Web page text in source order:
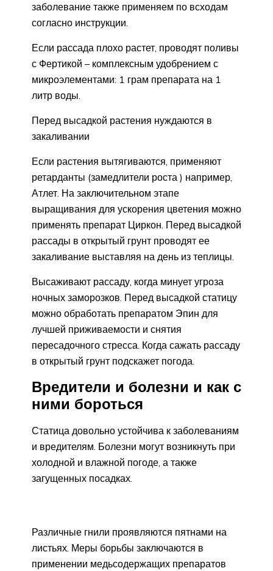
заболевание также применяем по всходам
согласно инструкции.
Если рассада плохо растет, проводят поливы
с Фертикой – комплексным удобрением с
микроэлементами: 1 грам препарата на 1
литр воды.
Перед высадкой растения нуждаются в
закаливании
Если растения вытягиваются, применяют
ретарданты (замедлители роста ) например,
Атлет. На заключительном этапе
выращивания для ускорения цветения можно
применять препарат Циркон. Перед высадкой
рассады в открытый грунт проводят ее
закаливание выставляя на день из теплицы.
Высаживают рассаду, когда минует угроза
ночных заморозков. Перед высадкой статицу
можно обработать препаратом Эпин для
лучшей приживаемости и снятия
пересадочного стресса. Когда сажать рассаду
в открытый грунт подскажет погода.
Вредители и болезни и как с
ними бороться
Статица довольно устойчива к заболеваниям
и вредителям. Болезни могут возникнуть при
холодной и влажной погоде, а также
загущенных посадках.
Различные гнили проявляются пятнами на
листьях. Меры борьбы заключаются в
применении медьсодержащих препаратов